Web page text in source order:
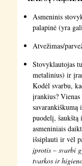
Asmeninis
palapinė (yra
Atvežimas/
Stovyklautojas
metalinius) ir
Kodėl svarbu,
įrankius?
savarankiškumą
puodelį,
asmeniniais
išsiplauti ir vėl
įprotis – svarbi
tvarkos ir